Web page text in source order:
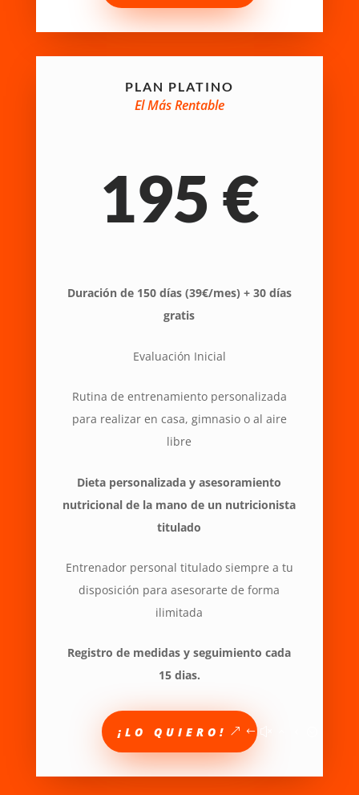
PLAN PLATINO
El Más Rentable
195 €
Duración de 150 días (39€/mes) + 30 días
gratis
Evaluación Inicial
Rutina de entrenamiento personalizada
para realizar en casa, gimnasio o al aire
libre
Dieta personalizada y asesoramiento
nutricional de la mano de un nutricionista
titulado
Entrenador personal titulado siempre a tu
disposición para asesorarte de forma
ilimitada
Registro de medidas y seguimiento cada
15 dias.
¡LO QUIERO!